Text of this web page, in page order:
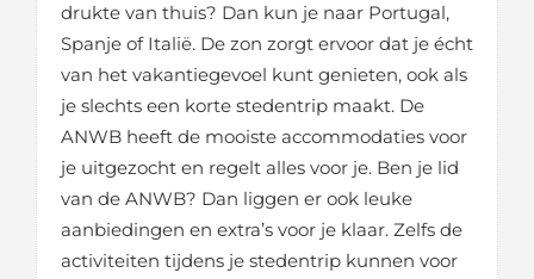
drukte van thuis? Dan kun je naar Portugal,
Spanje of Italië. De zon zorgt ervoor dat je écht
van het vakantiegevoel kunt genieten, ook als
je slechts een korte stedentrip maakt. De
ANWB heeft de mooiste accommodaties voor
je uitgezocht en regelt alles voor je. Ben je lid
van de ANWB? Dan liggen er ook leuke
aanbiedingen en extra’s voor je klaar. Zelfs de
activiteiten tijdens je stedentrip kunnen voor